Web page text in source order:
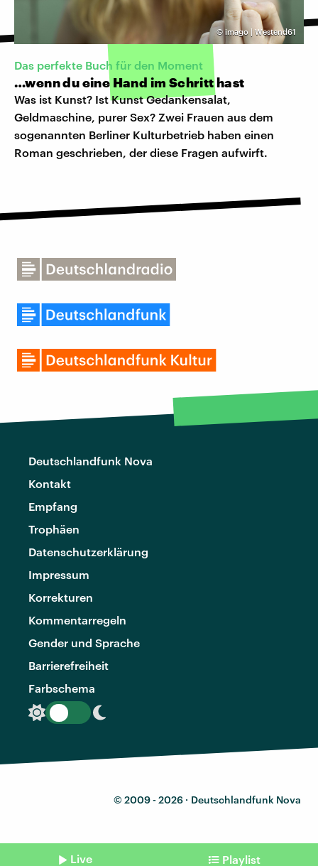
© imago | Westend61
Das perfekte Buch für den Moment
…wenn du eine Hand im Schritt hast
Was ist Kunst? Ist Kunst Gedankensalat,
Geldmaschine, purer Sex? Zwei Frauen aus dem
sogenannten Berliner Kulturbetrieb haben einen
Roman geschrieben, der diese Fragen aufwirft.
Deutschlandfunk Nova
Kontakt
Empfang
Trophäen
Datenschutzerklärung
Impressum
Korrekturen
Kommentarregeln
Gender und Sprache
Barrierefreiheit
Farbschema
© 2009 - 2026 · Deutschlandfunk Nova
Live Playlist